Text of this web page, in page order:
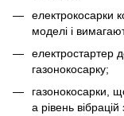
електрокосарки
моделі і
електростартер
газонокосарку;
газонокосарки,
а рівень